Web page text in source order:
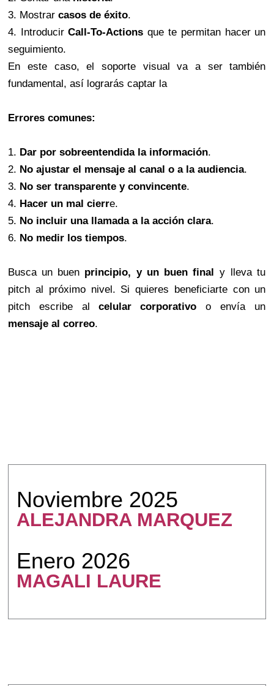
3. Mostrarcasos de éxito.
4. IntroducirCall-To-Actions que te permitan hacer un
seguimiento.
En este caso, el soporte visual va a ser también
fundamental, así lograrás captar la
Errores comunes:
1. Dar por sobreentendida la información.
2. No ajustar el mensaje al canal o a la audiencia.
3. No ser transparente y convincente.
4. Hacer un mal cierre.
5. No incluir una llamada a la acción clara.
6. No medir los tiempos.
Busca un buen principio, y un buen final y lleva tu
pitch al próximo nivel. Si quieres beneficiarte con un
pitch escribe alcelular corporativo o envía un
mensaje al correo.
Noviembre 2025
ALEJANDRA MARQUEZ
Enero 2026
MAGALI LAURE